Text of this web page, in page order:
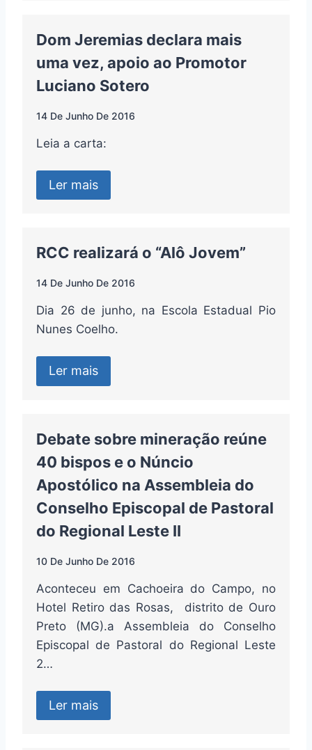
Dom Jeremias declara mais
uma vez, apoio ao Promotor
Luciano Sotero
14 De Junho De 2016
Leia a carta:
Ler mais
RCC realizará o “Alô Jovem”
14 De Junho De 2016
Dia 26 de junho, na Escola Estadual Pio
Nunes Coelho.
Ler mais
Debate sobre mineração reúne
40 bispos e o Núncio
Apostólico na Assembleia do
Conselho Episcopal de Pastoral
do Regional Leste II
10 De Junho De 2016
Aconteceu em Cachoeira do Campo, no
Hotel Retiro das Rosas, distrito de Ouro
Preto (MG).a Assembleia do Conselho
Episcopal de Pastoral do Regional Leste
2…
Ler mais